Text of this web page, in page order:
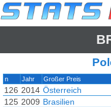
n Jahr Großer Preis
126 2014 Österreich
125 2009 Brasilien